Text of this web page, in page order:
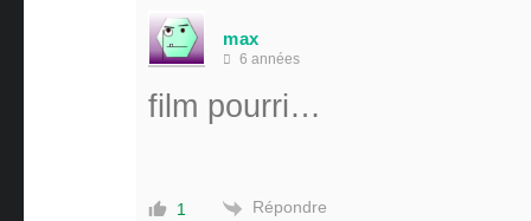
max
6 années
film pourri…
1 Répondre